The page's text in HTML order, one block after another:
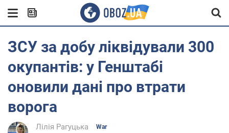
ЗСУ за добу ліквідували 300
окупантів: у Генштабі
оновили дані про втрати
ворога
Лілія Рагуцька War